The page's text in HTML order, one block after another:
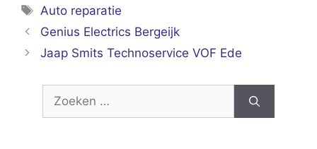
Tags
Auto reparatie
Genius Electrics Bergeijk
Jaap Smits Technoservice VOF Ede
Zoek